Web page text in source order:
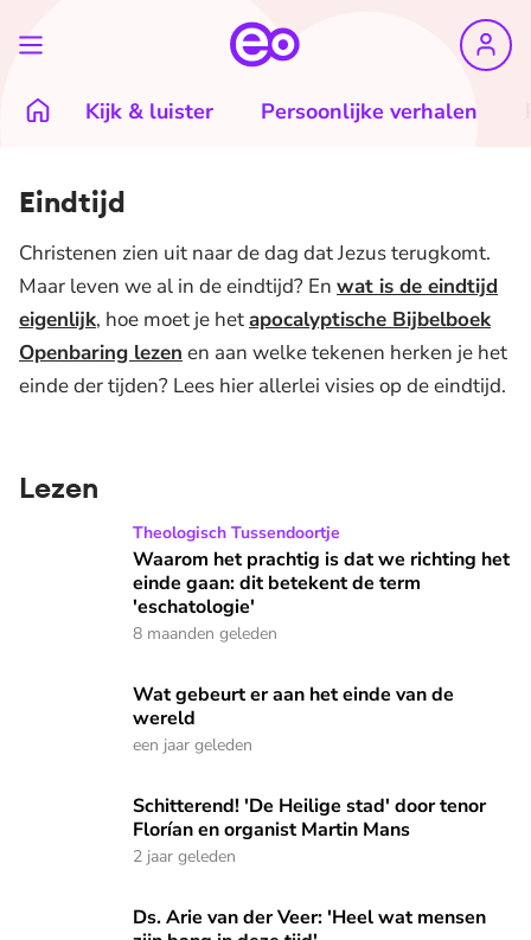
Kijk & luister Persoonlijke verhalen
Eindtijd
Christenen zien uit naar de dag dat Jezus terugkomt.
Maar leven we al in de eindtijd? En wat is de eindtijd
eigenlijk, hoe moet je hetapocalyptische Bijbelboek
Openbaring lezen en aan welke tekenen herken je het
einde der tijden? Lees hier allerlei visies op de eindtijd.
Lezen
Waarom het prachtig is dat we richting het einde gaan: dit
Theologisch Tussendoortje
Waarom het prachtig is dat we richting het
einde gaan: dit betekent de term
'eschatologie'
8 maanden geleden
Wat gebeurt er aan het einde van de wereld
Wat gebeurt er aan het einde van de
wereld
een jaar geleden
Schitterend! 'De Heilige stad' door tenor Florían en
Schitterend! 'De Heilige stad' door tenor
Florían en organist Martin Mans
2 jaar geleden
Ds. Arie van der Veer: 'Heel wat mensen zijn bang in deze
Ds. Arie van der Veer: 'Heel wat mensen